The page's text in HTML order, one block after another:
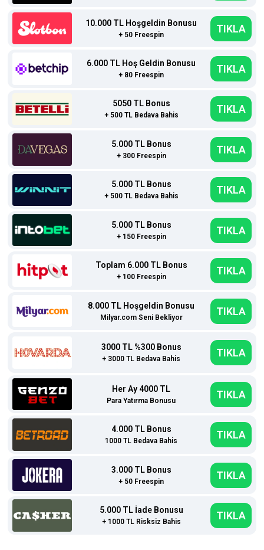
10.000 TL Hoşgeldin Bonusu
+ 50 Freespin TIKLA
6.000 TL Hoş Geldin Bonusu
+ 80 Freespin TIKLA
5050 TL Bonus
+ 500 TL Bedava Bahis TIKLA
5.000 TL Bonus
+ 300 Freespin TIKLA
5.000 TL Bonus
+ 500 TL Bedava Bahis TIKLA
5.000 TL Bonus
+ 150 Freespin TIKLA
Toplam 6.000 TL Bonus
+ 100 Freespin TIKLA
8.000 TL Hoşgeldin Bonusu
Milyar.com Seni Bekliyor TIKLA
3000 TL %300 Bonus
+ 3000 TL Bedava Bahis TIKLA
Her Ay 4000 TL
Para Yatırma Bonusu TIKLA
4.000 TL Bonus
1000 TL Bedava Bahis TIKLA
3.000 TL Bonus
+ 50 Freespin TIKLA
5.000 TL İade Bonusu
+ 1000 TL Risksiz Bahis TIKLA